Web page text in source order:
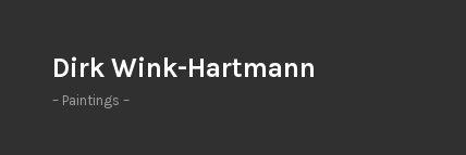
springen
Dirk Wink-Hartmann
– Paintings –